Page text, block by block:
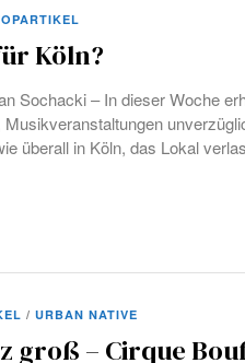
Köln?
Sochacki – In dieser Woche
Musikveranstaltungen
überall in Köln, das Lokal
/ URBAN NATIVE
groß – Cirque